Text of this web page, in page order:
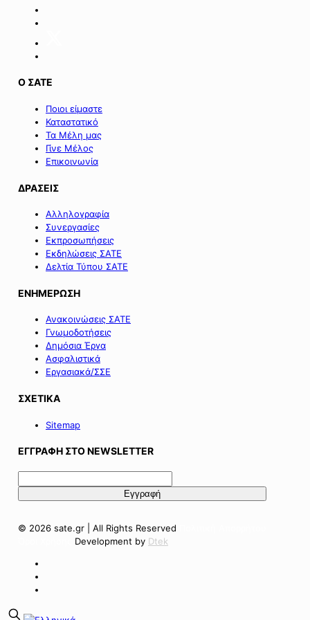
άρθρου
του
ν.
5297/2026».
Ο ΣΑΤΕ
Ποιοι είμαστε
Καταστατικό
Τα Μέλη μας
Γίνε Μέλος
Επικοινωνία
ΔΡΑΣΕΙΣ
Αλληλογραφία
Συνεργασίες
Εκπροσωπήσεις
Εκδηλώσεις ΣΑΤΕ
Δελτία Τύπου ΣΑΤΕ
ΕΝΗΜΕΡΩΣΗ
Ανακοινώσεις ΣΑΤΕ
Γνωμοδοτήσεις
Δημόσια Έργα
Ασφαλιστικά
Εργασιακά/ΣΣΕ
ΣΧΕΤΙΚΑ
Sitemap
ΕΓΓΡΑΦΗ ΣΤΟ NEWSLETTER
© 2026 sate.gr | All Rights Reserved
Development by Dtek